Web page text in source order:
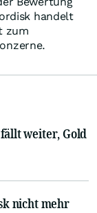
handelt
zum
weiter, Gold
nicht mehr